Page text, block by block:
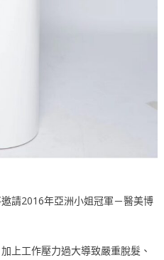
請2016年亞洲小姐冠軍－醫美博
上工作壓力過大導致嚴重脫髮、